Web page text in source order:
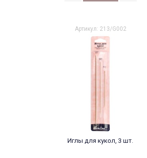
Артикул: 213/G002
Иглы для кукол, 3 шт.